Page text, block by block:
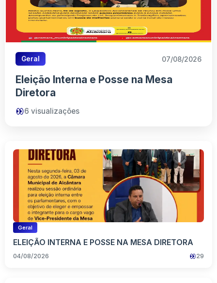
Geral 07/08/2026
Eleição Interna e Posse na Mesa
Diretora
6 visualizações
Geral
ELEIÇÃO INTERNA E POSSE NA MESA DIRETORA
04/08/2026 29